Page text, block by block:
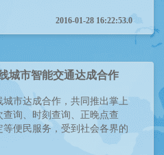
2016-01-28 16:22:53.0
城市智能交通达成合作
市达成合作，共同推出掌上
询、时刻查询、正晚点查
便民服务，受到社会各界的